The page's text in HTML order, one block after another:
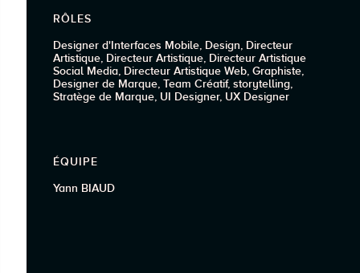
RÔLES
Designer d'Interfaces Mobile, Design, Directeur
Artistique, Directeur Artistique, Directeur Artistique
Social Media, Directeur Artistique Web, Graphiste,
Designer de Marque, Team Créatif, storytelling,
Stratège de Marque, UI Designer, UX Designer
ÉQUIPE
Yann BIAUD